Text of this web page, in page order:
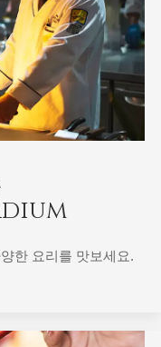
한 요리를 맛보세요.